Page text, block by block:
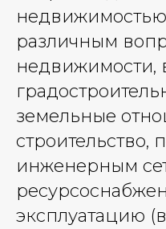
различным
недвижимости,
земельные
строительство,
инженерным
эксплуатацию